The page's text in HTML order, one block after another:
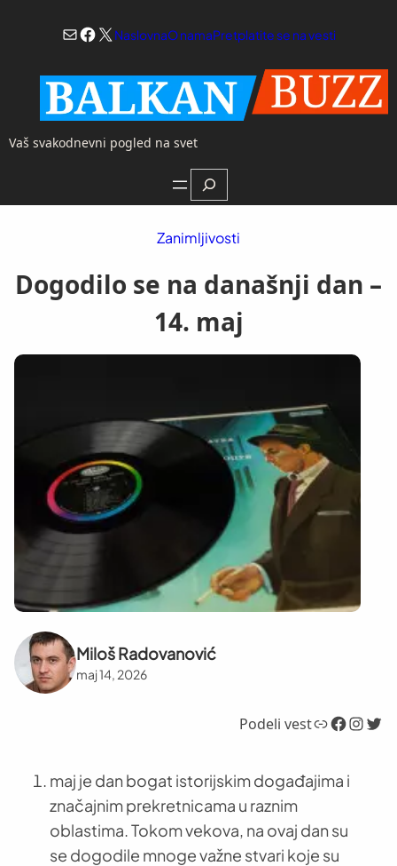
Mail
Facebook
X NaslovnaO namaPretplatite se na vesti
Vaš svakodnevni pogled na svet
Search
Zanimljivosti
Dogodilo se na današnji dan –
14. maj
Miloš Radovanović
maj 14, 2026
Podeli vestLink Facebook InstagramTwitter
maj je dan bogat istorijskim događajima i
značajnim prekretnicama u raznim
oblastima. Tokom vekova, na ovaj dan su
se dogodile mnoge važne stvari koje su